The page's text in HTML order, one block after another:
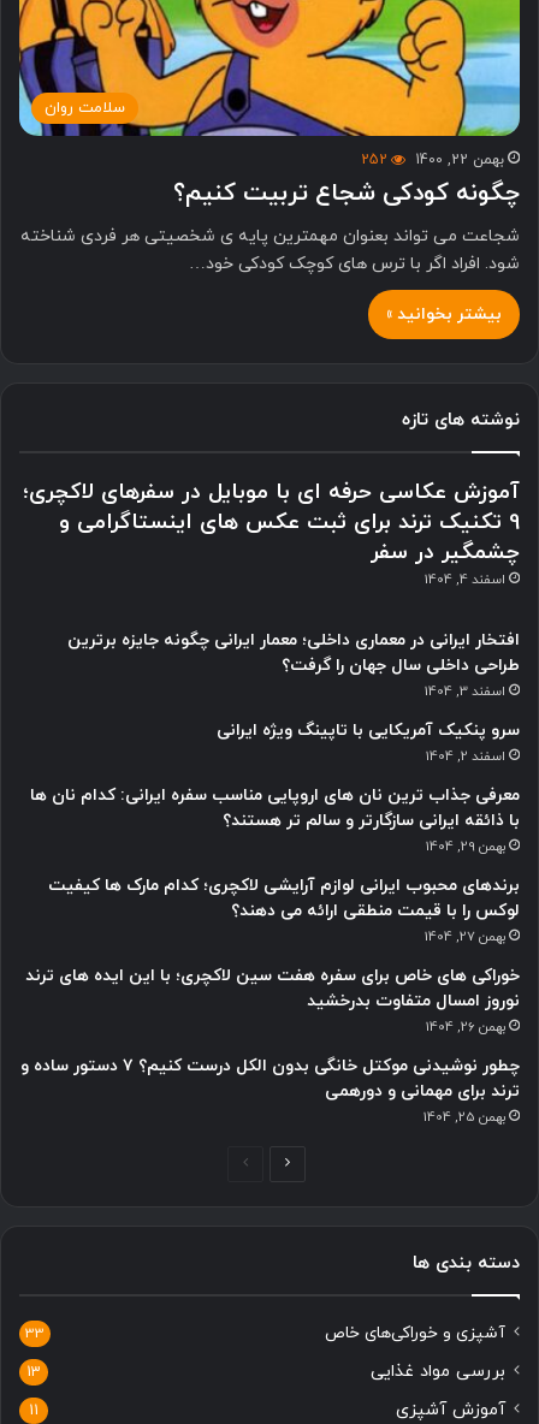
سلامت روان
بهمن 22, 1400 252
چگونه کودکی شجاع تربیت کنیم؟
شجاعت می تواند بعنوان مهمترین پایه ی شخصیتی هر فردی شناخته
شود. افراد اگر با ترس های کوچک کودکی خود…
بیشتر بخوانید »
نوشته های تازه
آموزش عکاسی حرفه ای با موبایل در سفرهای لاکچری؛
9 تکنیک ترند برای ثبت عکس های اینستاگرامی و
چشمگیر در سفر
اسفند 4, 1404
افتخار ایرانی در معماری داخلی؛ معمار ایرانی چگونه جایزه برترین
طراحی داخلی سال جهان را گرفت؟
اسفند 3, 1404
سرو پنکیک آمریکایی با تاپینگ ویژه ایرانی
اسفند 2, 1404
معرفی جذاب ترین نان های اروپایی مناسب سفره ایرانی: کدام نان ها
با ذائقه ایرانی سازگارتر و سالم تر هستند؟
بهمن 29, 1404
برندهای محبوب ایرانی لوازم آرایشی لاکچری؛ کدام مارک ها کیفیت
لوکس را با قیمت منطقی ارائه می دهند؟
بهمن 27, 1404
خوراکی های خاص برای سفره هفت سین لاکچری؛ با این ایده های ترند
نوروز امسال متفاوت بدرخشید
بهمن 26, 1404
چطور نوشیدنی موکتل خانگی بدون الکل درست کنیم؟ ۷ دستور ساده و
ترند برای مهمانی و دورهمی
بهمن 25, 1404
دسته بندی ها
آشپزی و خوراکی‌های خاص 33
بررسی مواد غذایی 13
آموزش آشپزی 11